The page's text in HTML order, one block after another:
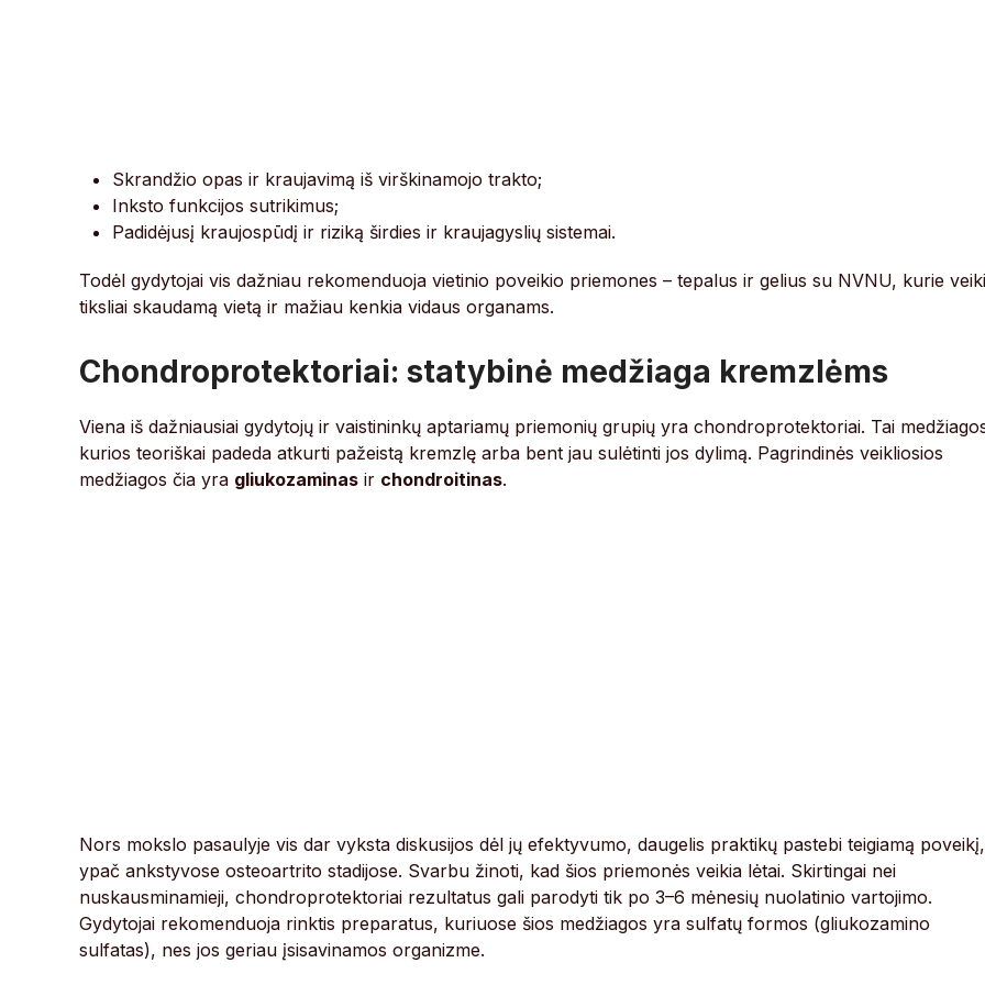
Skrandžio opas ir kraujavimą iš virškinamojo trakto;
Inksto funkcijos sutrikimus;
Padidėjusį kraujospūdį ir riziką širdies ir kraujagyslių sistemai.
Todėl gydytojai vis dažniau rekomenduoja vietinio poveikio priemones – tepalus ir gelius su NVNU, kurie
tiksliai skaudamą vietą ir mažiau kenkia vidaus organams.
Chondroprotektoriai: statybinė medžiaga kremzlėms
Viena iš dažniausiai gydytojų ir vaistininkų aptariamų priemonių grupių yra chondroprotektoriai. Tai
kurios teoriškai padeda atkurti pažeistą kremzlę arba bent jau sulėtinti jos dylimą. Pagrindinės veikliosios
medžiagos čia yra gliukozaminas ir chondroitinas.
Nors mokslo pasaulyje vis dar vyksta diskusijos dėl jų efektyvumo, daugelis praktikų pastebi teigiamą poveikį,
ypač ankstyvose osteoartrito stadijose. Svarbu žinoti, kad šios priemonės veikia lėtai. Skirtingai nei
nuskausminamieji, chondroprotektoriai rezultatus gali parodyti tik po 3–6 mėnesių nuolatinio vartojimo.
Gydytojai rekomenduoja rinktis preparatus, kuriuose šios medžiagos yra sulfatų formos (gliukozamino
sulfatas), nes jos geriau įsisavinamos organizme.